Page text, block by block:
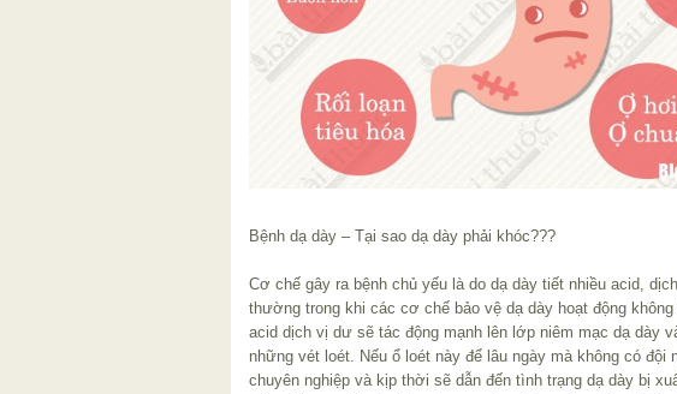
Bệnh dạ dày – Tại sao dạ dày phải khóc???
Cơ chế gây ra bệnh chủ yếu là do dạ dày tiết nhiều acid,
thường trong khi các cơ chế bảo vệ dạ dày hoạt động
acid dịch vị dư sẽ tác động mạnh lên lớp niêm mạc dạ dày
những vét loét. Nếu ổ loét này để lâu ngày mà không có đội
chuyên nghiệp và kịp thời sẽ dẫn đến tình trạng dạ dày bị